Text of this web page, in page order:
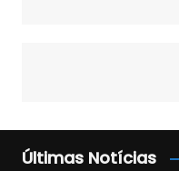
Últimas Notícias